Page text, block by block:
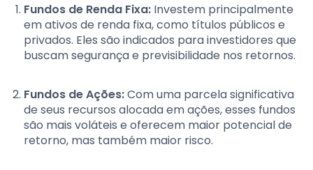
Fundos de Renda Fixa: Investem principalmente
em ativos de renda fixa, como títulos públicos e
privados. Eles são indicados para investidores que
buscam segurança e previsibilidade nos retornos.
Fundos de Ações:Com uma parcela significativa
de seus recursos alocada em ações, esses fundos
são mais voláteis e oferecem maior potencial de
retorno, mas também maior risco.